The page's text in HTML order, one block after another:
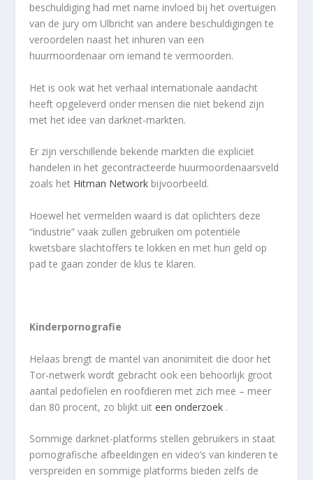
beschuldiging had met name invloed bij het overtuigen
van de jury om Ulbricht van andere beschuldigingen te
veroordelen naast het inhuren van een
huurmoordenaar om iemand te vermoorden.
Het is ook wat het verhaal internationale aandacht
heeft opgeleverd onder mensen die niet bekend zijn
met het idee van darknet-markten.
Er zijn verschillende bekende markten die expliciet
handelen in het gecontracteerde huurmoordenaarsveld
zoals het Hitman Network bijvoorbeeld.
Hoewel het vermelden waard is dat oplichters deze
“industrie” vaak zullen gebruiken om potentiële
kwetsbare slachtoffers te lokken en met hun geld op
pad te gaan zonder de klus te klaren.
Kinderpornografie
Helaas brengt de mantel van anonimiteit die door het
Tor-netwerk wordt gebracht ook een behoorlijk groot
aantal pedofielen en roofdieren met zich mee – meer
dan 80 procent, zo blijkt uiteen onderzoek .
Sommige darknet-platforms stellen gebruikers in staat
pornografische afbeeldingen en video’s van kinderen te
verspreiden en sommige platforms bieden zelfs de